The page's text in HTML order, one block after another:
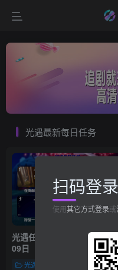
光遇最新每日任务
光遇任务指南 – 2026年08月
09日
光遇每日任务
扫码登录
使用其它方式登录或